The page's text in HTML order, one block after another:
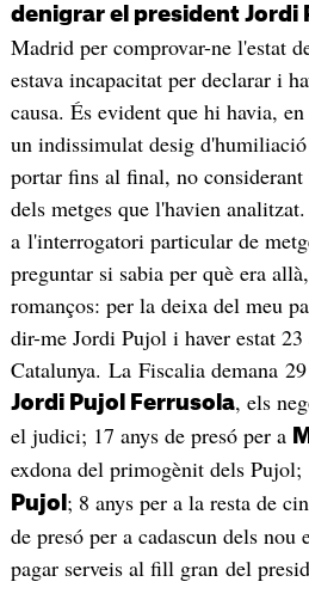
denigrar el president Jordi
Madrid per comprovar-ne l'estat
estava incapacitat per declarar i
causa. És evident que hi havia,
un indissimulat desig
portar fins al final, no
dels metges que l'havien
a l'interrogatori particular de
preguntar si sabia per què era
romanços: per la deixa del meu
dir-me Jordi Pujol i haver estat 23
Catalunya. La Fiscalia demana
Jordi Pujol Ferrusola, els
el judici; 17 anys de presó per a
exdona del primogènit dels Pujol;
Pujol ; 8 anys per a la resta de
de presó per a cadascun dels nou
pagar serveis al fill gran del